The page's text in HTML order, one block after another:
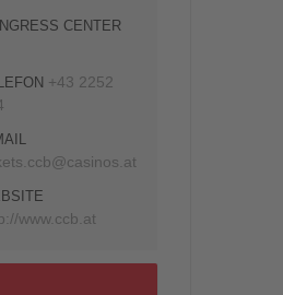
CENTER
+43 2252
www.ccb.at